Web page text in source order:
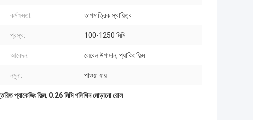
কর্মক্ষমতা: তাপমাত্রিক স্থায়িত্ব
প্রস্থ: 100-1250 মিমি
আবেদন: লেবেল উপাদান, প্যাকিং ফিল্ম
নমুনা: পাওয়া যায়
প্যাকেজিং ফিল্ম, 0.26 মিমি পলিথিন মোড়ানো রোল